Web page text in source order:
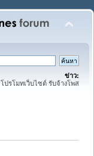
ข่าว:
โปรโมทเว็บไซต์ รับจ้างโพส